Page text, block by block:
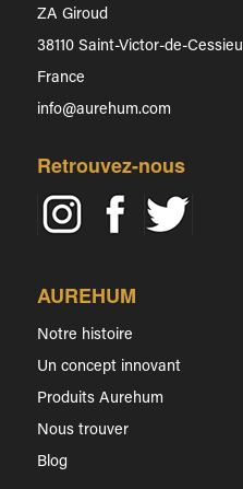
ZA Giroud
38110 Saint-Victor-de-Cessieu
France
info@aurehum.com
Retrouvez-nous
AUREHUM
Notre histoire
Un concept innovant
Produits Aurehum
Nous trouver
Blog